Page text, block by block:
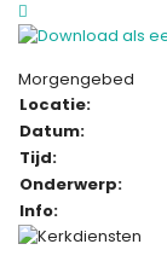
Morgengebed
Locatie:
Datum:
Tijd:
Onderwerp:
Info: